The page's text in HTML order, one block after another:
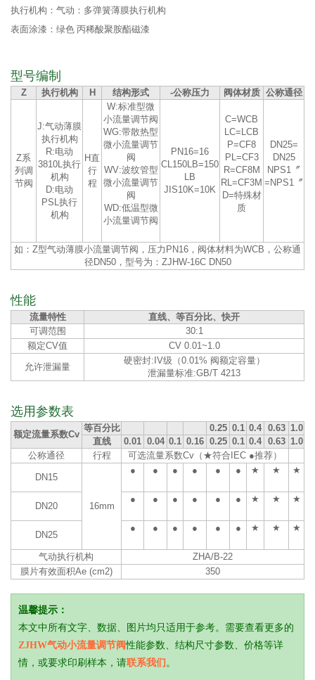
执行机构：气动：多弹簧薄膜执行机构
表面涂漆：绿色 丙稀酸聚胺酯磁漆
型号编制
Z 执行机构 H 结构形式 -公称压力 阀体材质 公称通径
Z系
列调
节阀
J:气动薄膜
执行机构
R:电动
3810L执行
机构
D:电动
PSL执行
机构
H直
行
程
W:标准型微
小流量调节阀
WG:带散热型
微小流量调节
阀
WV:波纹管型
微小流量调节
阀
WD:低温型微
小流量调节阀
PN16=16
CL150LB=150
LB
JIS10K=10K
C=WCB
LC=LCB
P=CF8
PL=CF3
R=CF8M
RL=CF3M
D=特殊材
质
DN25=
DN25
NPS1〞
=NPS1〞
如：Z型气动薄膜小流量调节阀，压力PN16，阀体材料为WCB，公称通
径DN50，型号为：ZJHW-16C DN50
性能
流量特性
直线、等百分比、快开
可调范围
30:1
额定CV值
CV 0.01~1.0
允许泄漏量
硬密封:IV级（0.01% 阀额定容量）
泄漏量标准:GB/T 4213
选用参数表
额定流量系数Cv
等百分比 0.25 0.1 0.4 0.63 1.0
直线
0.01 0.04 0.1 0.16 0.25 0.1 0.4 0.63 1.0
公称通径
行程 可选流量系数Cv（★符合IEC ●推荐）
DN15
16mm
● ● ● ● ● ● ★ ★ ★
DN20
● ● ● ● ● ● ★ ★ ★
DN25
● ● ● ● ● ● ★ ★ ★
气动执行机构
ZHA/B-22
膜片有效面积Ae (cm2)
350
温馨提示：
本文中所有文字、数据、图片均只适用于参考。需要查看更多的
ZJHW气动小流量调节阀性能参数、结构尺寸参数、价格等详
情，或要求印刷样本，请联系我们 。